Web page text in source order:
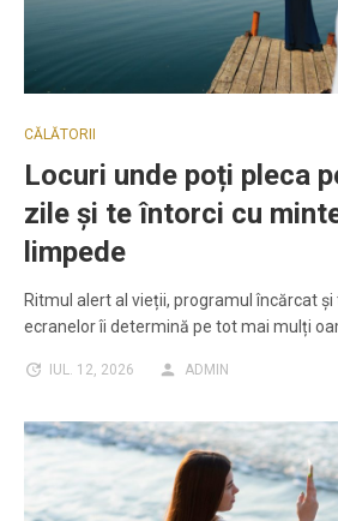
CĂLĂTORII
Locuri unde poți pleca
zile și te întorci cu
limpede
Ritmul alert al vieții, programul încărcat
ecranelor îi determină pe tot mai mulți
IUL. 12, 2026 ADMIN